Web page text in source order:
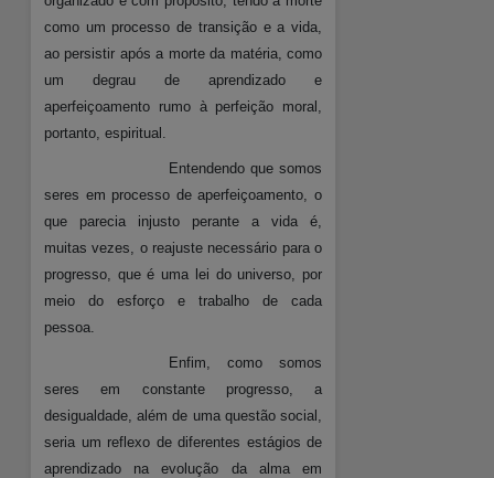
como um processo de transição e a vida,
ao persistir após a morte da matéria, como
um degrau de aprendizado e
aperfeiçoamento rumo à perfeição moral,
portanto, espiritual.
Entendendo que somos
seres em processo de aperfeiçoamento, o
que parecia injusto perante a vida é,
muitas vezes, o reajuste necessário para o
progresso, que é uma lei do universo, por
meio do esforço e trabalho de cada
pessoa.
Enfim, como somos
seres em constante progresso, a
desigualdade, além de uma questão social,
seria um reflexo de diferentes estágios de
aprendizado na evolução da alma em